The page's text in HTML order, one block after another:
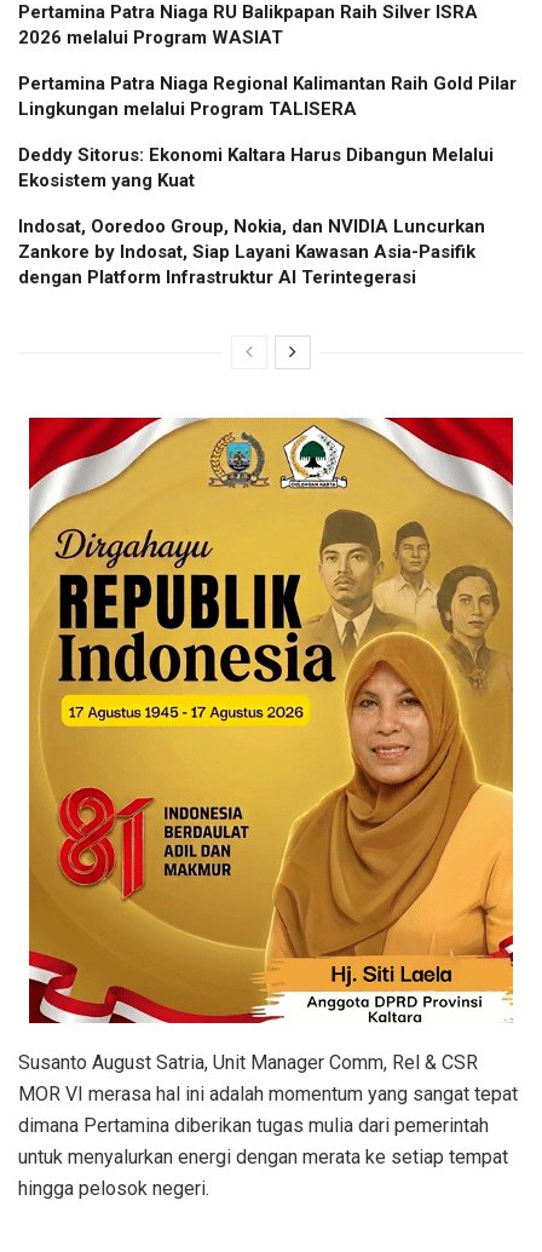
Pertamina Patra Niaga RU Balikpapan Raih Silver ISRA
2026 melalui Program WASIAT
Pertamina Patra Niaga Regional Kalimantan Raih Gold Pilar
Lingkungan melalui Program TALISERA
Deddy Sitorus: Ekonomi Kaltara Harus Dibangun Melalui
Ekosistem yang Kuat
Indosat, Ooredoo Group, Nokia, dan NVIDIA Luncurkan
Zankore by Indosat, Siap Layani Kawasan Asia-Pasifik
dengan Platform Infrastruktur AI Terintegerasi
Susanto August Satria, Unit Manager Comm, Rel & CSR
MOR VI merasa hal ini adalah momentum yang sangat tepat
dimana Pertamina diberikan tugas mulia dari pemerintah
untuk menyalurkan energi dengan merata ke setiap tempat
hingga pelosok negeri.